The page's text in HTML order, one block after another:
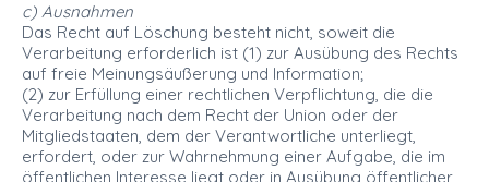
c) Ausnahmen
Das Recht auf Löschung besteht nicht, soweit die
Verarbeitung erforderlich ist (1) zur Ausübung des Rechts
auf freie Meinungsäußerung und Information;
(2) zur Erfüllung einer rechtlichen Verpflichtung, die die
Verarbeitung nach dem Recht der Union oder der
Mitgliedstaaten, dem der Verantwortliche unterliegt,
erfordert, oder zur Wahrnehmung einer Aufgabe, die im
öffentlichen Interesse liegt oder in Ausübung öffentlicher